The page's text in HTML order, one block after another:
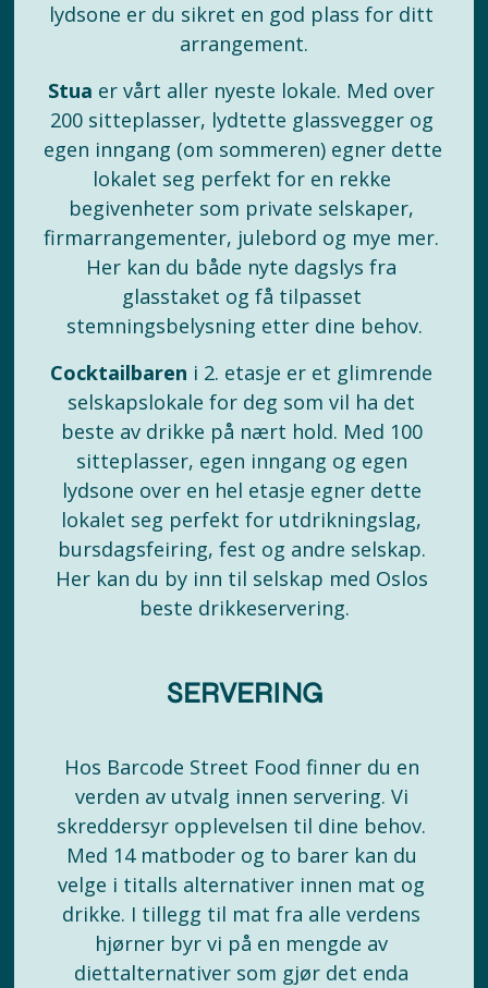
lydsone er du sikret en god plass for ditt
arrangement.
Stua er vårt aller nyeste lokale. Med over
200 sitteplasser, lydtette glassvegger og
egen inngang (om sommeren) egner dette
lokalet seg perfekt for en rekke
begivenheter som private selskaper,
firmarrangementer, julebord og mye mer.
Her kan du både nyte dagslys fra
glasstaket og få tilpasset
stemningsbelysning etter dine behov.
Cocktailbaren i 2. etasje er et glimrende
selskapslokale for deg som vil ha det
beste av drikke på nært hold. Med 100
sitteplasser, egen inngang og egen
lydsone over en hel etasje egner dette
lokalet seg perfekt for utdrikningslag,
bursdagsfeiring, fest og andre selskap.
Her kan du by inn til selskap med Oslos
beste drikkeservering.
SERVERING
Hos Barcode Street Food finner du en
verden av utvalg innen servering. Vi
skreddersyr opplevelsen til dine behov.
Med 14 matboder og to barer kan du
velge i titalls alternativer innen mat og
drikke. I tillegg til mat fra alle verdens
hjørner byr vi på en mengde av
diettalternativer som gjør det enda